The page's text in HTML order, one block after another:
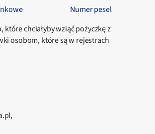
Numer pesel
chciałyby wziąć pożyczkę z
osobom, które są w rejestrach